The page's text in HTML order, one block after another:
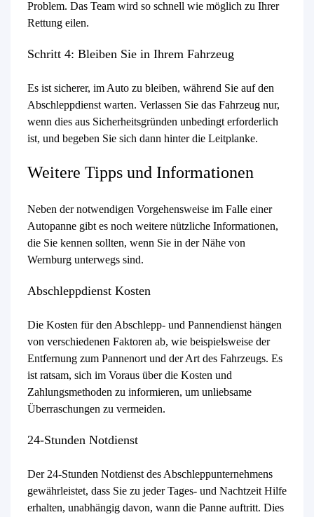
Problem. Das Team wird so schnell wie möglich zu Ihrer
Rettung eilen.
Schritt 4: Bleiben Sie in Ihrem Fahrzeug
Es ist sicherer, im Auto zu bleiben, während Sie auf den
Abschleppdienst warten. Verlassen Sie das Fahrzeug nur,
wenn dies aus Sicherheitsgründen unbedingt erforderlich
ist, und begeben Sie sich dann hinter die Leitplanke.
Weitere Tipps und Informationen
Neben der notwendigen Vorgehensweise im Falle einer
Autopanne gibt es noch weitere nützliche Informationen,
die Sie kennen sollten, wenn Sie in der Nähe von
Wernburg unterwegs sind.
Abschleppdienst Kosten
Die Kosten für den Abschlepp- und Pannendienst hängen
von verschiedenen Faktoren ab, wie beispielsweise der
Entfernung zum Pannenort und der Art des Fahrzeugs. Es
ist ratsam, sich im Voraus über die Kosten und
Zahlungsmethoden zu informieren, um unliebsame
Überraschungen zu vermeiden.
24-Stunden Notdienst
Der 24-Stunden Notdienst des Abschleppunternehmens
gewährleistet, dass Sie zu jeder Tages- und Nachtzeit Hilfe
erhalten, unabhängig davon, wann die Panne auftritt. Dies